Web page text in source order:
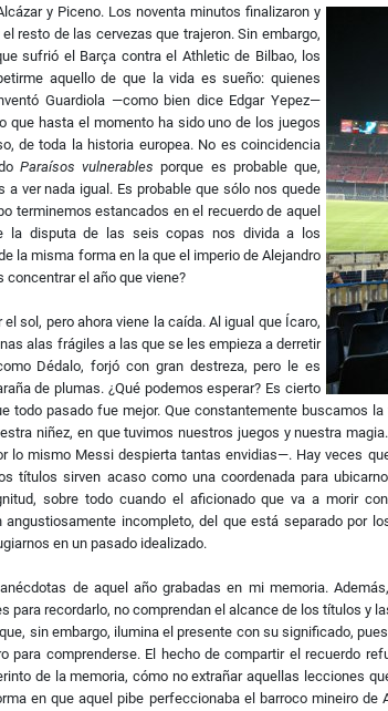
y Piceno. Los noventa minutos finalizaron y
resto de las cervezas que trajeron. Sin embargo,
sufrió el Barça contra el Athletic de Bilbao, los
aquello de que la vida es sueño: quienes
Guardiola —como bien dice Edgar Yepez—
que hasta el momento ha sido uno de los juegos
de toda la historia europea. No es coincidencia
Paraísos vulnerables porque es probable que,
ver nada igual. Es probable que sólo nos quede
terminemos estancados en el recuerdo de aquel
la disputa de las seis copas nos divida a los
la misma forma en la que el imperio de Alejandro
concentrar el año que viene?
sol, pero ahora viene la caída. Al igual que Ícaro,
alas frágiles a las que se les empieza a derretir
Dédalo, forjó con gran destreza, pero le es
de plumas. ¿Qué podemos esperar? Es cierto
todo pasado fue mejor. Que constantemente buscamos
niñez, en que tuvimos nuestros juegos y nuestra
lo mismo Messi despierta tantas envidias—. Hay veces
títulos sirven acaso como una coordenada para
sobre todo cuando el aficionado que va a morir
incompleto, del que está separado por
en un pasado idealizado.
de aquel año grabadas en mi memoria.
para recordarlo, no comprendan el alcance de los títulos y
sin embargo, ilumina el presente con su significado,
para comprenderse. El hecho de compartir el recuerdo
de la memoria, cómo no extrañar aquellas lecciones
en que aquel pibe perfeccionaba el barroco mineiro de